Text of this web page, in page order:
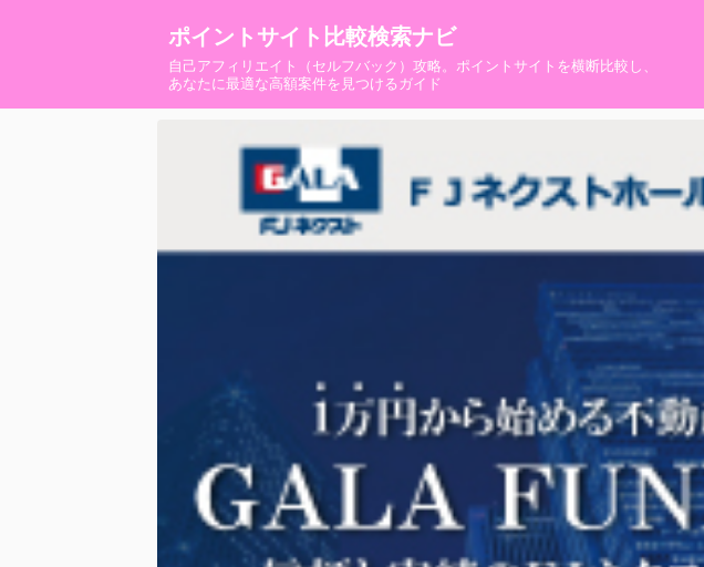
ポイントサイト比較検索ナビ
自己アフィリエイト（セルフバック）攻略。ポイントサイトを横断比較し、
あなたに最適な高額案件を見つけるガイド